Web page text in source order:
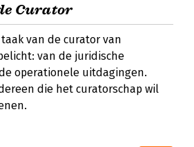
Curator
van de curator van
van de juridische
operationele uitdagingen.
die het curatorschap wil